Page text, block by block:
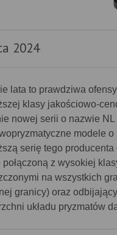
2024
lata to prawdziwa
klasy jakościowo-
nowej serii o nazwie
modele o
serię tego
połączoną z wysokiej
na wszystkich
granicy) oraz
układu pryzmatów